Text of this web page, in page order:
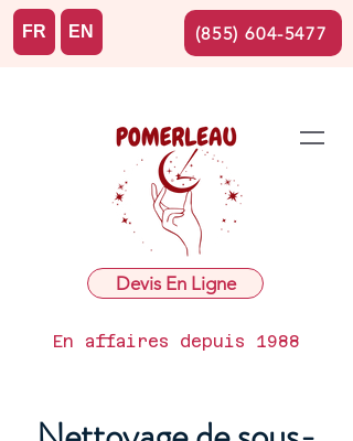
Devis En Ligne
En affaires depuis 1988
FR EN (855) 604-5477